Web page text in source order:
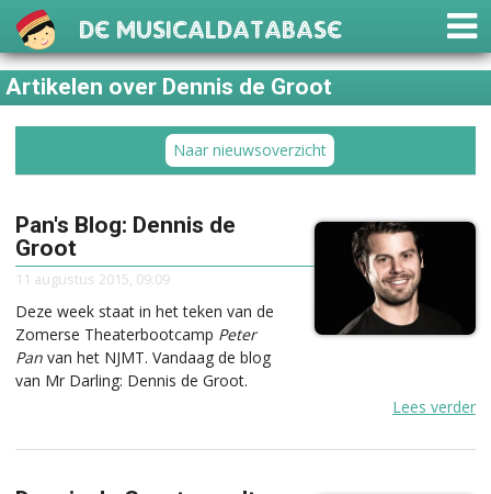
De Musicaldatabase
Artikelen over Dennis de Groot
Naar nieuwsoverzicht
Pan's Blog: Dennis de
Groot
11 augustus 2015, 09:09
Deze week staat in het teken van de
Zomerse Theaterbootcamp Peter
Pan van het NJMT. Vandaag de blog
van Mr Darling: Dennis de Groot.
Lees verder